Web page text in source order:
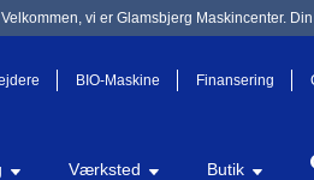
Velkommen, vi er Glamsbjerg Maskincenter.
BIO-Maskine Finansering
Værksted Butik